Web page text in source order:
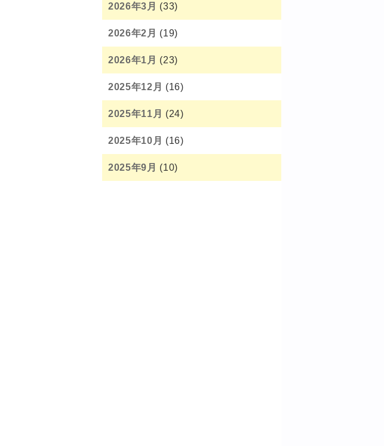
2026年3月 (33)
2026年2月 (19)
2026年1月 (23)
2025年12月 (16)
2025年11月 (24)
2025年10月 (16)
2025年9月 (10)